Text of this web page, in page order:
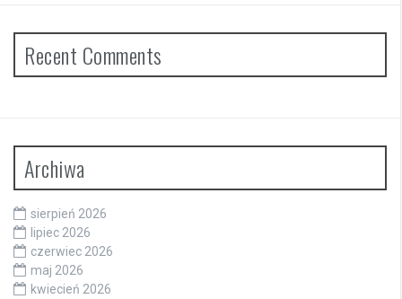
Recent Comments
Archiwa
sierpień 2026
lipiec 2026
czerwiec 2026
maj 2026
kwiecień 2026